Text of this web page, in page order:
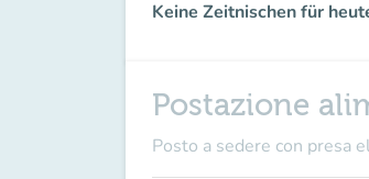
Keine Zeitnischen für
Postazione
Posto a sedere con presa